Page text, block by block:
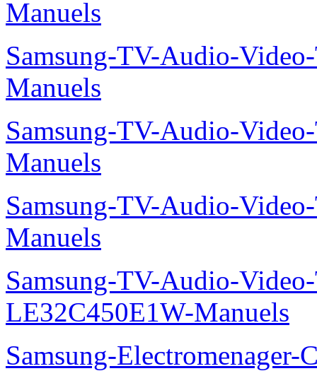
Manuels
Samsung-TV-Audio-
Manuels
Samsung-TV-Audio-
Manuels
Samsung-TV-Audio-
Manuels
Samsung-TV-Audio-
LE32C450E1W-Manuels
Samsung-